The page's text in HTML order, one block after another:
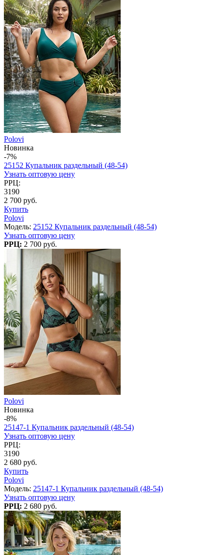
Polovi
Новинка
-7%
25152 Купальник раздельный (48-54)
Узнать оптовую цену
РРЦ:
3190
2 700 руб.
Купить
Polovi
Модель: 25152 Купальник раздельный (48-54)
Узнать оптовую цену
РРЦ: 2 700 руб.
Polovi
Новинка
-8%
25147-1 Купальник раздельный (48-54)
Узнать оптовую цену
РРЦ:
3190
2 680 руб.
Купить
Polovi
Модель: 25147-1 Купальник раздельный (48-54)
Узнать оптовую цену
РРЦ: 2 680 руб.